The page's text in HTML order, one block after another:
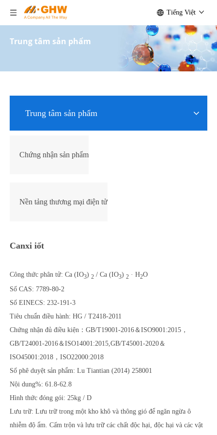
Tiếng Việt
Trung tâm sản phẩm
Trung tâm sản phẩm
Chứng nhận sản phẩm
Nền tảng thương mại điện tử
Canxi iốt
Công thức phân tử: Ca (IO3) 2 / Ca (IO3) 2 · H2O
Số CAS: 7789-80-2
Số EINECS: 232-191-3
Tiêu chuẩn điều hành: HG / T2418-2011
Chứng nhận đủ điều kiện：GB/T19001-2016＆ISO9001:2015，
GB/T24001-2016＆ISO14001:2015,GB/T45001-2020＆
ISO45001:2018，ISO22000:2018
Số phê duyệt sản phẩm: Lu Tiantian (2014) 258001
Nội dung%: 61.8-62.8
Hình thức đóng gói: 25kg / D
Lưu trữ: Lưu trữ trong một kho khô và thông gió để ngăn ngừa ô
nhiễm độ ẩm. Cấm trộn và lưu trữ các chất độc hại, độc hại và các vật